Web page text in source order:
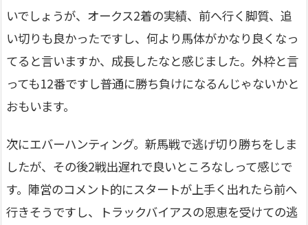
いでしょうが、オークス2着の実績、前へ行く脚質、追
い切りも良かったですし、何より馬体がかなり良くなっ
てると言いますか、成長したなと感じました。外枠と言
っても12番ですし普通に勝ち負けになるんじゃないかと
おもいます。
次にエバーハンティング。新馬戦で逃げ切り勝ちをしま
したが、その後2戦出遅れで良いところなしって感じで
す。陣営のコメント的にスタートが上手く出れたら前へ
行きそうですし、トラックバイアスの恩恵を受けての逃